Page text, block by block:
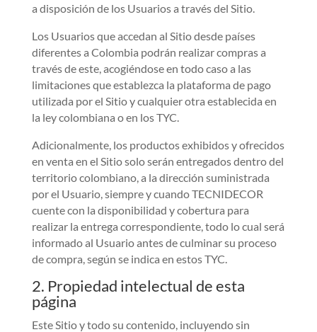
a disposición de los Usuarios a través del Sitio.
Los Usuarios que accedan al Sitio desde países
diferentes a Colombia podrán realizar compras a
través de este, acogiéndose en todo caso a las
limitaciones que establezca la plataforma de pago
utilizada por el Sitio y cualquier otra establecida en
la ley colombiana o en los TYC.
Adicionalmente, los productos exhibidos y ofrecidos
en venta en el Sitio solo serán entregados dentro del
territorio colombiano, a la dirección suministrada
por el Usuario, siempre y cuando TECNIDECOR
cuente con la disponibilidad y cobertura para
realizar la entrega correspondiente, todo lo cual será
informado al Usuario antes de culminar su proceso
de compra, según se indica en estos TYC.
2. Propiedad intelectual de esta
página
Este Sitio y todo su contenido, incluyendo sin